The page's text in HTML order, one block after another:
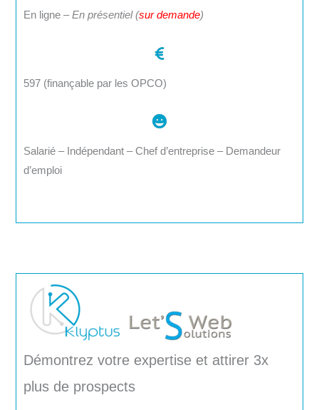
En ligne –En présentiel (sur demande)
597 (finançable par les OPCO)
Salarié – Indépendant – Chef d’entreprise – Demandeur
d’emploi
Démontrez votre expertise et attirer 3x
plus de prospects